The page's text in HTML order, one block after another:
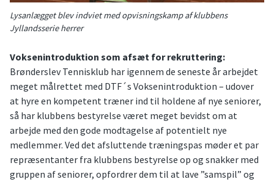
Lysanlægget blev indviet med opvisningskamp af klubbens
Jyllandsserie herrer
Voksenintroduktion som afsæt for rekruttering:
Brønderslev Tennisklub har igennem de seneste år arbejdet
meget målrettet med DTF´s Voksenintroduktion – udover
at hyre en kompetent træner ind til holdene af nye seniorer,
så har klubbens bestyrelse været meget bevidst om at
arbejde med den gode modtagelse af potentielt nye
medlemmer. Ved det afsluttende træningspas møder et par
repræsentanter fra klubbens bestyrelse op og snakker med
gruppen af seniorer, opfordrer dem til at lave ”samspil” og